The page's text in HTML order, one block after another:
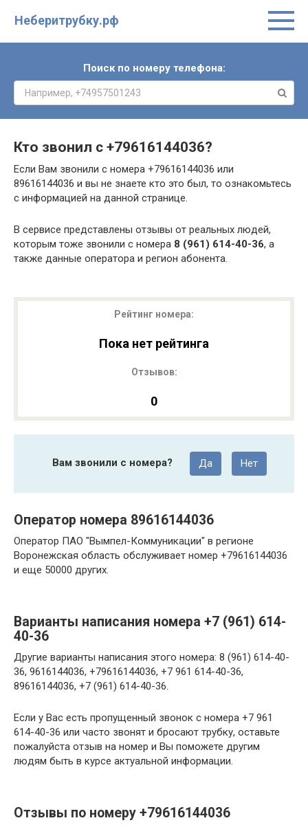
Неберитрубку.рф
Поиск по номеру телефона:
Кто звонил с +79616144036?
Если Вам звонили с номера +79616144036 или
89616144036 и вы не знаете кто это был, то ознакомьтесь
с информацией на данной странице.
В сервисе представлены отзывы от реальных людей,
которым тоже звонили с номера 8 (961) 614-40-36, а
также данные оператора и регион абонента.
Рейтинг номера:
Пока нет рейтинга
Отзывов:
0
Вам звонили с номера? Да Нет
Оператор номера 89616144036
Оператор ПАО "Вымпел-Коммуникации" в регионе
Воронежская область обслуживает номер +79616144036
и еще 50000 других.
Варианты написания номера +7 (961) 614-
40-36
Другие варианты написания этого номера: 8 (961) 614-40-
36, 9616144036, +79616144036, +7 961 614-40-36,
89616144036, +7 (961) 614-40-36.
Если у Вас есть пропущенный звонок с номера +7 961
614-40-36 или часто звонят и бросают трубку, оставьте
пожалуйста отзыв на номер и Вы поможете другим
людям быть в курсе актуальной информации.
Отзывы по номеру +79616144036